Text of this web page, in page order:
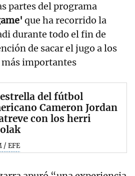
partes del programa
que ha recorrido la
durante todo el fin de
de sacar el jugo a los
importantes
del fútbol
Cameron Jordan
con los herri
/ EFE